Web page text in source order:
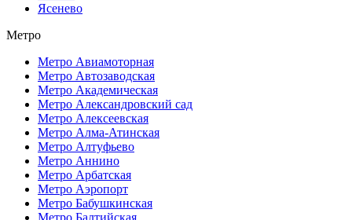
Ясенево
Метро
Метро Авиамоторная
Метро Автозаводская
Метро Академическая
Метро Александровский сад
Метро Алексеевская
Метро Алма-Атинская
Метро Алтуфьево
Метро Аннино
Метро Арбатская
Метро Аэропорт
Метро Бабушкинская